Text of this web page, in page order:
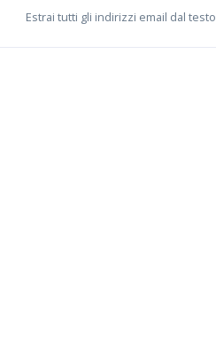
Estrai tutti gli indirizzi email dal testo